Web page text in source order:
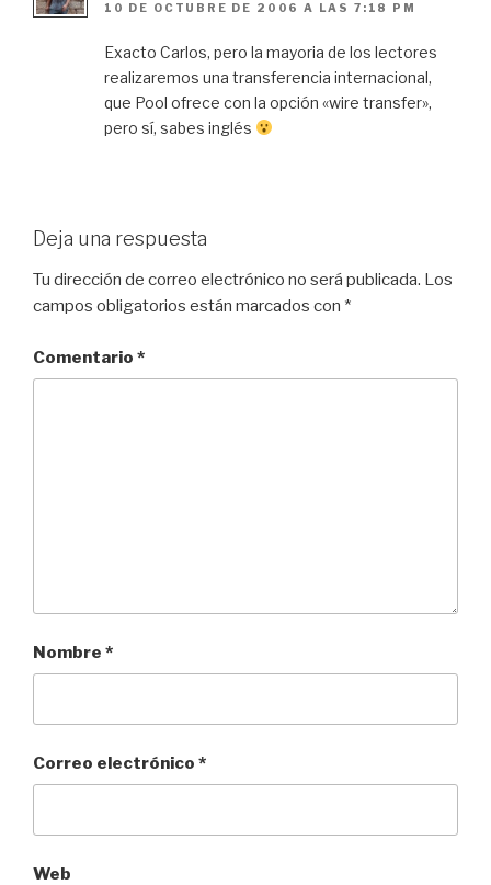
10 DE OCTUBRE DE 2006 A LAS 7:18 PM
Exacto Carlos, pero la mayoria de los lectores
realizaremos una transferencia internacional,
que Pool ofrece con la opción «wire transfer»,
pero sí, sabes inglés
Deja una respuesta
Tu dirección de correo electrónico no será publicada. Los
campos obligatorios están marcados con *
Comentario *
Nombre *
Correo electrónico *
Web